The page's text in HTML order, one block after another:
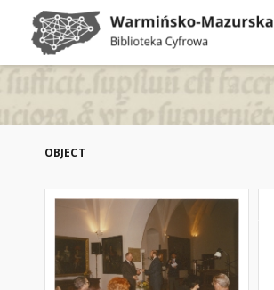
OBJECT